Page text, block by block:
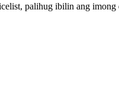
palihug ibilin ang